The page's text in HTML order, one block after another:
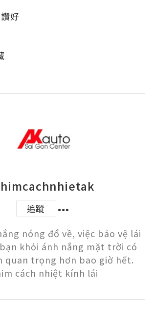
好
追蹤
nóng đổ về, việc bảo vệ lái
khỏi ánh nắng mặt trời có
quan trọng hơn bao giờ hết.
cách nhiệt kính lái